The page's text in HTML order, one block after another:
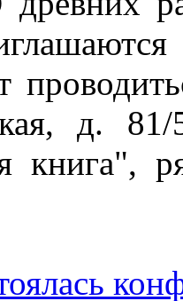
д.
книга",